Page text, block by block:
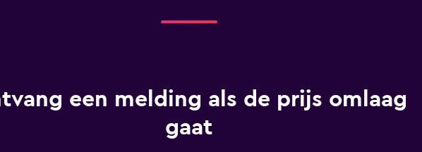
een melding als de prijs omlaag
gaat